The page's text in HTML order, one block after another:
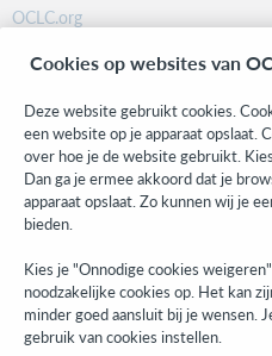
OCLC.org
Community
Research
WebJunction
Developer Network
Stay in the know.
Get the latest product updates,
right to your inbox.
Subscribe now
Cookies op websites van
Deze website gebruikt cookies.
een website op je apparaat opslaat.
over hoe je de website gebruikt.
Dan ga je ermee akkoord dat je
apparaat opslaat. Zo kunnen wij je
bieden.
Kies je "Onnodige cookies
noodzakelijke cookies op. Het kan
minder goed aansluit bij je wensen.
gebruik van cookies instellen.